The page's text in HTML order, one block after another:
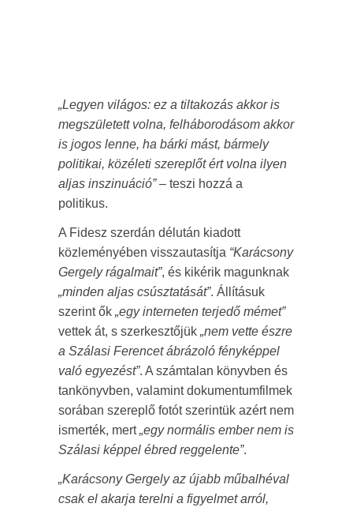
„Legyen világos: ez a tiltakozás akkor is
megszületett volna, felháborodásom akkor
is jogos lenne, ha bárki mást, bármely
politikai, közéleti szereplőt ért volna ilyen
aljas inszinuáció”– teszi hozzá a
politikus.
A Fidesz szerdán délután kiadott
közleményében visszautasítja “Karácsony
Gergely rágalmait”, és kikérik magunknak
„minden aljas csúsztatását”. Állításuk
szerint ők „egy interneten terjedő mémet”
vettek át, s szerkesztőjük „nem vette észre
a Szálasi Ferencet ábrázoló fényképpel
való egyezést”. A számtalan könyvben és
tankönyvben, valamint dokumentumfilmek
sorában szereplő fotót szerintük azért nem
ismerték, mert„egy normális ember nem is
Szálasi képpel ébred reggelente”.
„Karácsony Gergely az újabb műbalhéval
csak el akarja terelni a figyelmet arról,